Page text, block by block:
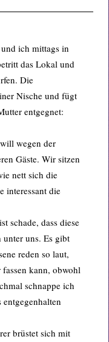
ich mittags in
das Lokal und
Die
Nische und fügt
entgegnet:
wegen der
Gäste. Wir sitzen
nett sich die
interessant die
schade, dass diese
unter uns. Es gibt
reden so laut,
kann, obwohl
schnappe ich
brüstet sich mit